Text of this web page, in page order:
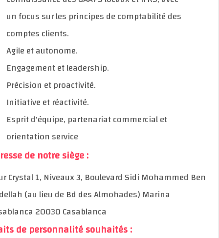
un focus sur les principes de comptabilité des
comptes clients.
Agile et autonome.
Engagement et leadership.
Précision et proactivité.
Initiative et réactivité.
Esprit d'équipe, partenariat commercial et
orientation service
Adresse de notre siège :
Tour Crystal 1, Niveaux 3, Boulevard Sidi Mohammed
Abdellah (au lieu de Bd des Almohades) Marina
Casablanca 20030 Casablanca
Traits de personnalité souhaités :